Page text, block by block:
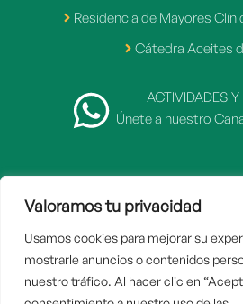
Valoramos tu privacidad
Usamos cookies para mejorar su
mostrarle anuncios o contenidos
nuestro tráfico. Al hacer clic en
Residencia de Mayores
Cátedra Aceites
ACTIVIDADES
Únete a nuestro
2007 - 2026 © Fundación
Inicio
Aviso legal